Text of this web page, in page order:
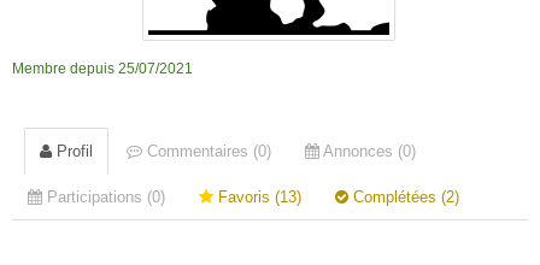
Membre depuis 25/07/2021
Profil Commentaires (0) Annonces (0)
Participations (0) Favoris (13) Complétées (2)